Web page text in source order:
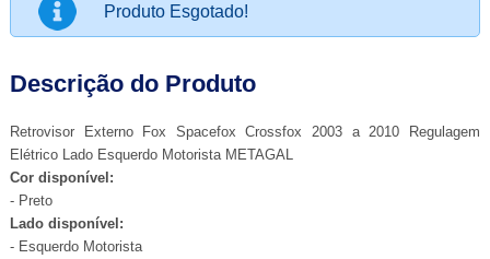
Produto Esgotado!
Descrição do Produto
Retrovisor Externo Fox Spacefox Crossfox 2003 a 2010 Regulagem
Elétrico Lado Esquerdo Motorista METAGAL
Cor disponível:
- Preto
Lado disponível:
- Esquerdo Motorista